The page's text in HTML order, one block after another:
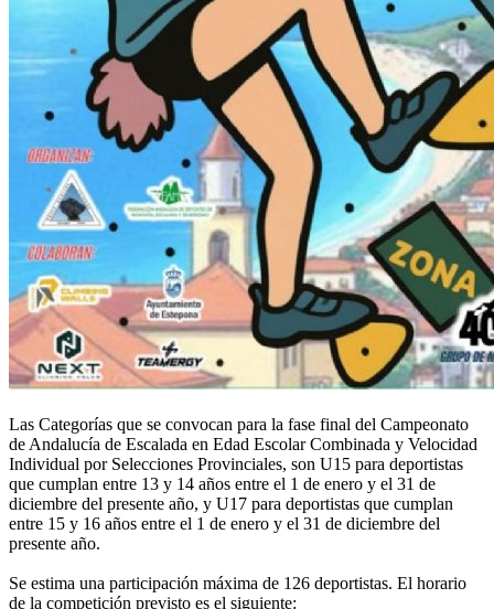
Las Categorías que se convocan para la fase final del Campeonato
de Andalucía de Escalada en Edad Escolar Combinada y Velocidad
Individual por Selecciones Provinciales, son U15 para deportistas
que cumplan entre 13 y 14 años entre el 1 de enero y el 31 de
diciembre del presente año, y U17 para deportistas que cumplan
entre 15 y 16 años entre el 1 de enero y el 31 de diciembre del
presente año.
Se estima una participación máxima de 126 deportistas. El horario
de la competición previsto es el siguiente: